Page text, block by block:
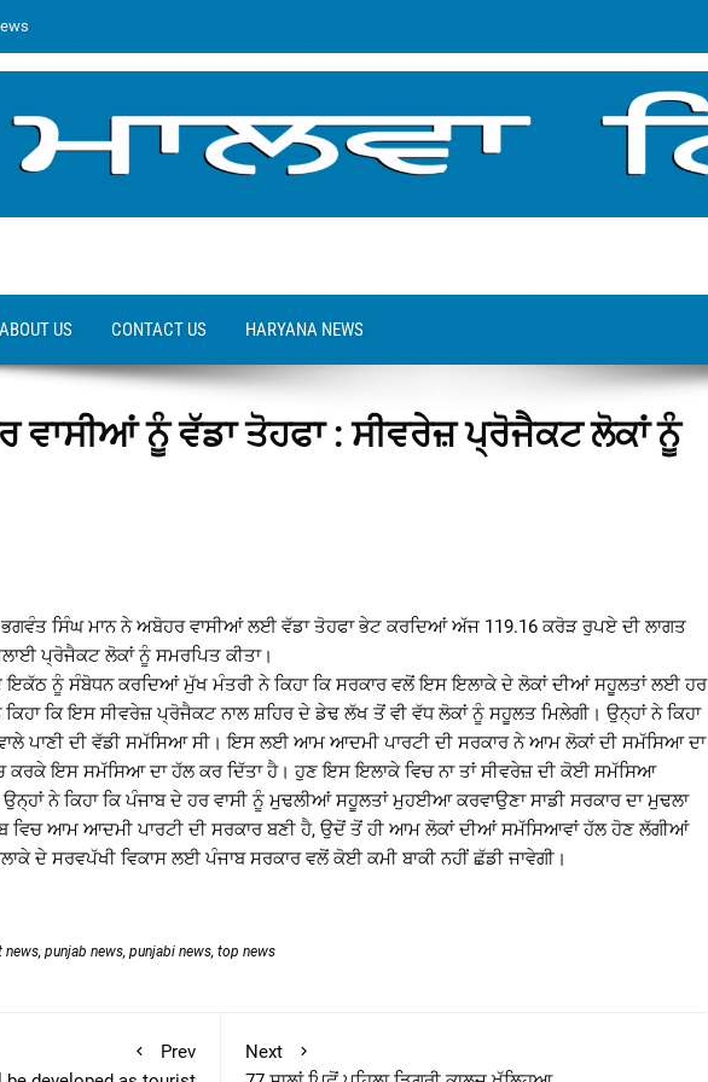
ABOUT US CONTACT US HARYANA NEWS
ਵਾਸੀਆਂ ਨੂੰ ਵੱਡਾ ਤੋਹਫਾ : ਸੀਵਰੇਜ਼ ਪ੍ਰੋਜੈਕਟ ਲੋਕਾਂ ਨੂੰ
ਸਿੰਘ ਮਾਨ ਨੇ ਅਬੋਹਰ ਵਾਸੀਆਂ ਲਈ ਵੱਡਾ ਤੋਹਫਾ ਭੇਟ ਕਰਦਿਆਂ ਅੱਜ 119.16 ਕਰੋੜ ਰੁਪਏ ਦੀ ਲਾਗਤ
ਪ੍ਰੋਜੈਕਟ ਲੋਕਾਂ ਨੂੰ ਸਮਰਪਿਤ ਕੀਤਾ।
ਨੂੰ ਸੰਬੋਧਨ ਕਰਦਿਆਂ ਮੁੱਖ ਮੰਤਰੀ ਨੇ ਕਿਹਾ ਕਿ ਸਰਕਾਰ ਵਲੋਂ ਇਸ ਇਲਾਕੇ ਦੇ ਲੋਕਾਂ ਦੀਆਂ ਸਹੂਲਤਾਂ ਲਈ ਹਰ
ਕਿ ਇਸ ਸੀਵਰੇਜ਼ ਪ੍ਰੋਜੈਕਟ ਨਾਲ ਸ਼ਹਿਰ ਦੇ ਡੇਢ ਲੱਖ ਤੋਂ ਵੀ ਵੱਧ ਲੋਕਾਂ ਨੂੰ ਸਹੂਲਤ ਮਿਲੇਗੀ। ਉਨ੍ਹਾਂ ਨੇ ਕਿਹਾ
ਪਾਣੀ ਦੀ ਵੱਡੀ ਸਮੱਸਿਆ ਸੀ। ਇਸ ਲਈ ਆਮ ਆਦਮੀ ਪਾਰਟੀ ਦੀ ਸਰਕਾਰ ਨੇ ਆਮ ਲੋਕਾਂ ਦੀ ਸਮੱਸਿਆ ਦਾ
ਇਸ ਸਮੱਸਿਆ ਦਾ ਹੱਲ ਕਰ ਦਿੱਤਾ ਹੈ। ਹੁਣ ਇਸ ਇਲਾਕੇ ਵਿਚ ਨਾ ਤਾਂ ਸੀਵਰੇਜ਼ ਦੀ ਕੋਈ ਸਮੱਸਿਆ
ਨੇ ਕਿਹਾ ਕਿ ਪੰਜਾਬ ਦੇ ਹਰ ਵਾਸੀ ਨੂੰ ਮੁਢਲੀਆਂ ਸਹੂਲਤਾਂ ਮੁਹਈਆ ਕਰਵਾਉਣਾ ਸਾਡੀ ਸਰਕਾਰ ਦਾ ਮੁਢਲਾ
ਵਿਚ ਆਮ ਆਦਮੀ ਪਾਰਟੀ ਦੀ ਸਰਕਾਰ ਬਣੀ ਹੈ, ਉਦੋਂ ਤੋਂ ਹੀ ਆਮ ਲੋਕਾਂ ਦੀਆਂ ਸਮੱਸਿਆਵਾਂ ਹੱਲ ਹੋਣ ਲੱਗੀਆਂ
ਦੇ ਸਰਵਪੱਖੀ ਵਿਕਾਸ ਲਈ ਪੰਜਾਬ ਸਰਕਾਰ ਵਲੋਂ ਕੋਈ ਕਮੀ ਬਾਕੀ ਨਹੀਂ ਛੱਡੀ ਜਾਵੇਗੀ।
news, punjab news, punjabi news, top news
Prev
Next